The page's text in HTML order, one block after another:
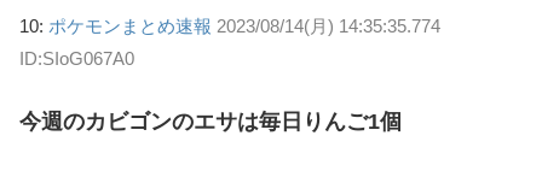
10: ポケモンまとめ速報 2023/08/14(月) 14:35:35.774
ID:SIoG067A0
今週のカビゴンのエサは毎日りんご1個